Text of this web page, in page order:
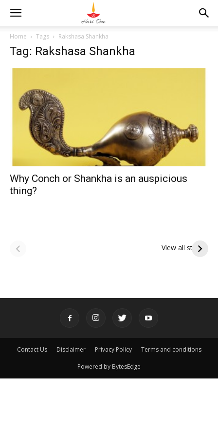
Home Tags Rakshasa Shankha
Tag: Rakshasa Shankha
Why Conch or Shankha is an auspicious
thing?
View all stories
పితృదేవతల ఆశీర్వాదం
ఇంద్రకీలాద్రి గిరి ప్రదక్షిణ
Contact Us Disclaimer Privacy Policy Terms and conditions
Powered by BytesEdge